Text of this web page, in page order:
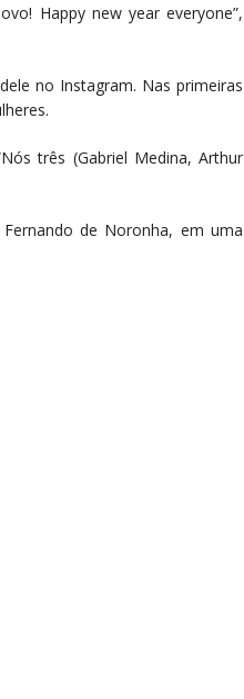
Happy new year everyone”,
no Instagram. Nas primeiras
três (Gabriel Medina, Arthur
de Noronha, em uma